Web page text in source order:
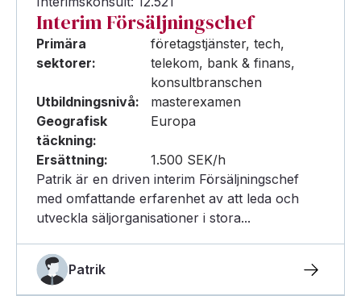
Interim Försäljningschef
Primära
sektorer:
företagstjänster, tech,
telekom, bank & finans,
konsultbranschen
Utbildningsnivå:
masterexamen
Geografisk
täckning:
Europa
Ersättning:
1.500 SEK/h
Patrik är en driven interim Försäljningschef
med omfattande erfarenhet av att leda och
utveckla säljorganisationer i stora...
Patrik